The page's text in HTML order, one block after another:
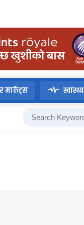
मार्केट्स स्वास्थ्य